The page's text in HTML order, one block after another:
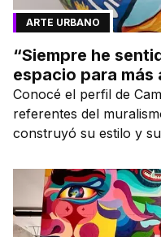
ARTE URBANO
“Siempre he
espacio para más
Conocé el perfil de
referentes del
construyó su estilo y